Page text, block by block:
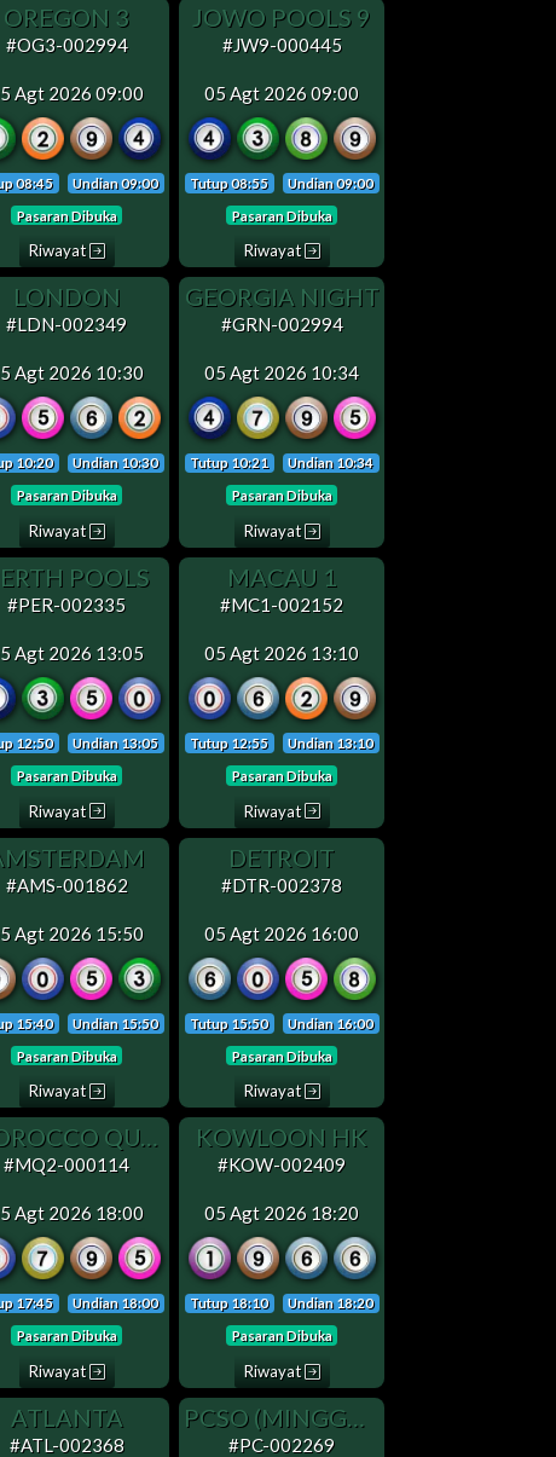
OREGON 3
#OG3-002994
Agt 2026 09:00
08:45 Undian 09:00
Pasaran Dibuka
Riwayat
JOWO POOLS 9
#JW9-000445
05 Agt 2026 09:00
Tutup 08:55 Undian 09:00
Pasaran Dibuka
Riwayat
LONDON
#LDN-002349
Agt 2026 10:30
10:20 Undian 10:30
Pasaran Dibuka
Riwayat
GEORGIA NIGHT
#GRN-002994
05 Agt 2026 10:34
Tutup 10:21 Undian 10:34
Pasaran Dibuka
Riwayat
POOLS
#PER-002335
Agt 2026 13:05
12:50 Undian 13:05
Pasaran Dibuka
Riwayat
MACAU 1
#MC1-002152
05 Agt 2026 13:10
Tutup 12:55 Undian 13:10
Pasaran Dibuka
Riwayat
#AMS-001862
Agt 2026 15:50
15:40 Undian 15:50
Pasaran Dibuka
Riwayat
DETROIT
#DTR-002378
05 Agt 2026 16:00
Tutup 15:50 Undian 16:00
Pasaran Dibuka
Riwayat
MOROCCO QUATRO 2
#MQ2-000114
Agt 2026 18:00
17:45 Undian 18:00
Pasaran Dibuka
Riwayat
KOWLOON HK
#KOW-002409
05 Agt 2026 18:20
Tutup 18:10 Undian 18:20
Pasaran Dibuka
Riwayat
ATLANTA
#ATL-002368
PCSO (MINGGU OFF)
#PC-002269